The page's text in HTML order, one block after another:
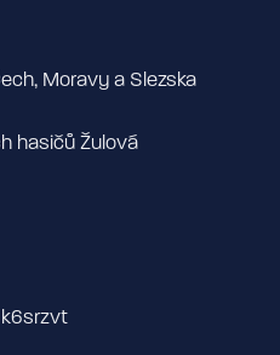
Moravy a Slezska
hasičů Žulová
k6srzvt